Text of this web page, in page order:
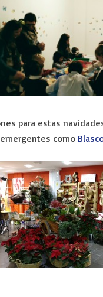
para estas
como